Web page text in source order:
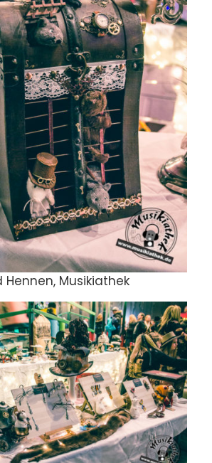
Hennen, Musikiathek